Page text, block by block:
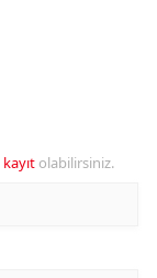
kayıt olabilirsiniz.